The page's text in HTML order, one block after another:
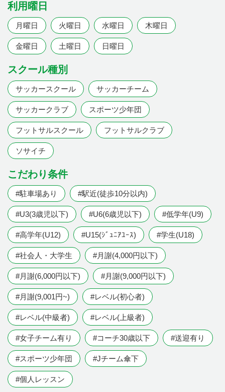
利用曜日
月曜日 火曜日 水曜日 木曜日
金曜日 土曜日 日曜日
スクール種別
サッカースクール サッカーチーム
サッカークラブ スポーツ少年団
フットサルスクール フットサルクラブ
ソサイチ
こだわり条件
#駐車場あり #駅近(徒歩10分以内)
#U3(3歳児以下) #U6(6歳児以下) #低学年(U9)
#高学年(U12) #U15(ｼﾞｭﾆｱﾕｰｽ) #学生(U18)
#社会人・大学生 #月謝(4,000円以下)
#月謝(6,000円以下) #月謝(9,000円以下)
#月謝(9,001円~) #レベル(初心者)
#レベル(中級者) #レベル(上級者)
#女子チーム有り #コーチ30歳以下 #送迎有り
#スポーツ少年団 #Jチーム傘下
#個人レッスン